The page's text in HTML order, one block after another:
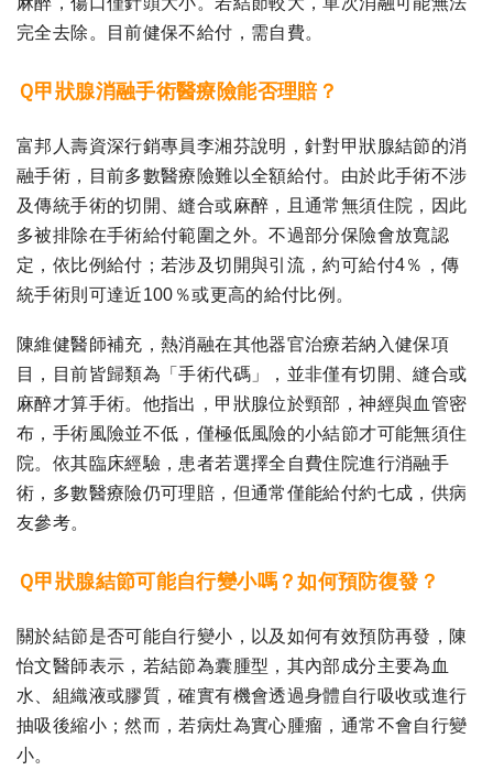
完全去除。目前健保不給付，需自費。
Ｑ甲狀腺消融手術醫療險能否理賠？
富邦人壽資深行銷專員李湘芬說明，針對甲狀腺結節的消
融手術，目前多數醫療險難以全額給付。由於此手術不涉
及傳統手術的切開、縫合或麻醉，且通常無須住院，因此
多被排除在手術給付範圍之外。不過部分保險會放寬認
定，依比例給付；若涉及切開與引流，約可給付4％，傳
統手術則可達近100％或更高的給付比例。
陳維健醫師補充，熱消融在其他器官治療若納入健保項
目，目前皆歸類為「手術代碼」，並非僅有切開、縫合或
麻醉才算手術。他指出，甲狀腺位於頸部，神經與血管密
布，手術風險並不低，僅極低風險的小結節才可能無須住
院。依其臨床經驗，患者若選擇全自費住院進行消融手
術，多數醫療險仍可理賠，但通常僅能給付約七成，供病
友參考。
Ｑ甲狀腺結節可能自行變小嗎？如何預防復發？
關於結節是否可能自行變小，以及如何有效預防再發，陳
怡文醫師表示，若結節為囊腫型，其內部成分主要為血
水、組織液或膠質，確實有機會透過身體自行吸收或進行
抽吸後縮小；然而，若病灶為實心腫瘤，通常不會自行變
小。